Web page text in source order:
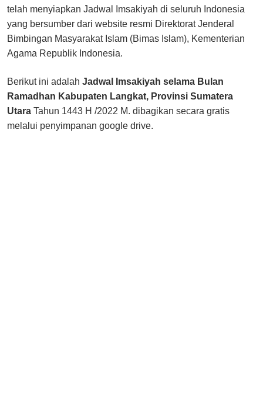
telah menyiapkan Jadwal Imsakiyah di seluruh Indonesia
yang bersumber dari website resmi Direktorat Jenderal
Bimbingan Masyarakat Islam (Bimas Islam), Kementerian
Agama Republik Indonesia.
Berikut ini adalah Jadwal Imsakiyah selama Bulan
Ramadhan Kabupaten Langkat, Provinsi Sumatera
Utara Tahun 1443 H /2022 M. dibagikan secara gratis
melalui penyimpanan google drive.